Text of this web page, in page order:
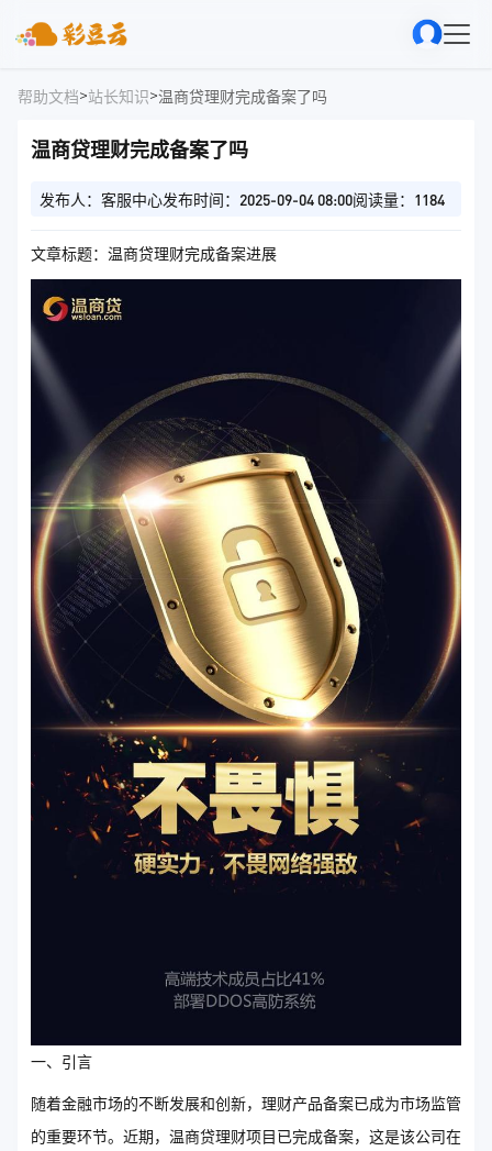
帮助文档>站长知识>温商贷理财完成备案了吗
温商贷理财完成备案了吗
发布人：客服中心发布时间：2025-09-04 08:00阅读量：1184
文章标题：温商贷理财完成备案进展
一、引言
随着金融市场的不断发展和创新，理财产品备案已成为市场监管
的重要环节。近期，温商贷理财项目已完成备案，这是该公司在